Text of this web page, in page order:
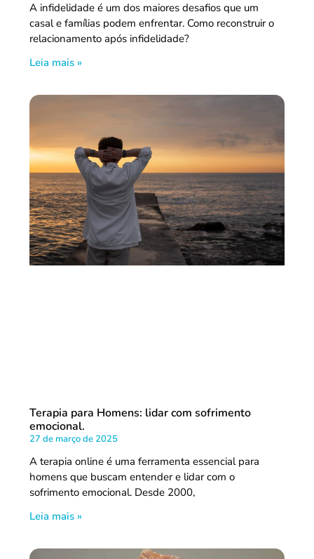
A infidelidade é um dos maiores desafios que um
casal e famílias podem enfrentar. Como reconstruir o
relacionamento após infidelidade?
Leia mais »
Terapia para Homens: lidar com sofrimento
emocional.
27 de março de 2025
A terapia online é uma ferramenta essencial para
homens que buscam entender e lidar com o
sofrimento emocional. Desde 2000,
Leia mais »